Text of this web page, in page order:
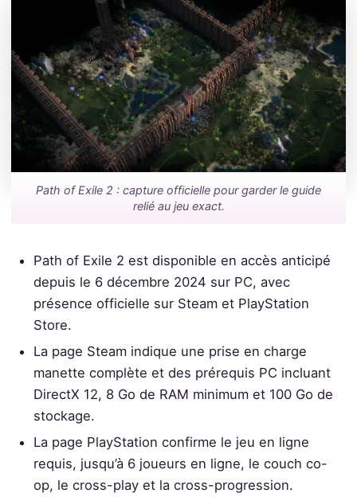
Path of Exile 2 : capture officielle pour garder le guide
relié au jeu exact.
Path of Exile 2 est disponible en accès anticipé
depuis le 6 décembre 2024 sur PC, avec
présence officielle sur Steam et PlayStation
Store.
La page Steam indique une prise en charge
manette complète et des prérequis PC incluant
DirectX 12, 8 Go de RAM minimum et 100 Go de
stockage.
La page PlayStation confirme le jeu en ligne
requis, jusqu’à 6 joueurs en ligne, le couch co-
op, le cross-play et la cross-progression.